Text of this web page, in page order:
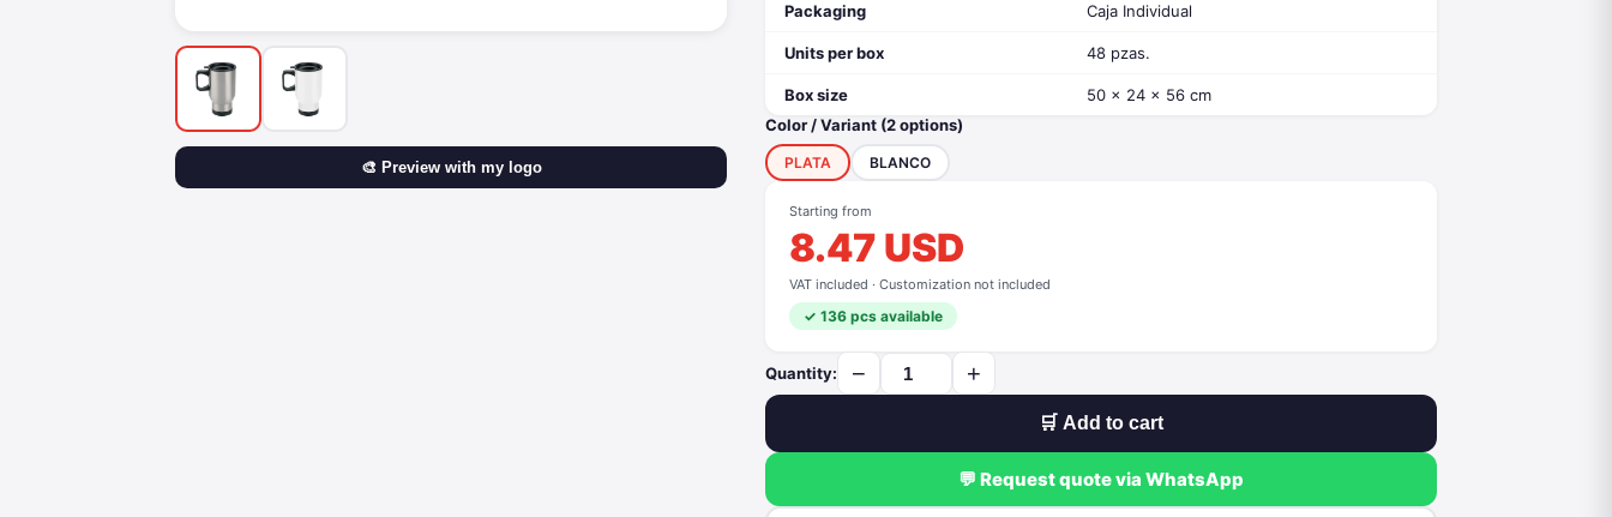
🎨 Preview with my logo
Packaging Caja Individual
Units per box 48 pzas.
Box size
50 x 24 x 56 cm
Color / Variant (2 options)
PLATA BLANCO
Starting from
8.47 USD
VAT included · Customization not included
✓ 136 pcs available
Quantity: − +
🛒 Add to cart
💬 Request quote via WhatsApp